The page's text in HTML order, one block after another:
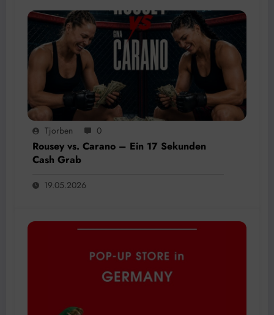
Tjorben 0
Rousey vs. Carano – Ein 17 Sekunden
Cash Grab
19.05.2026